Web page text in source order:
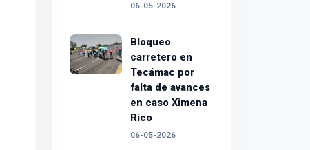
06-05-2026
Bloqueo
carretero en
Tecámac por
falta de avances
en caso Ximena
Rico
06-05-2026